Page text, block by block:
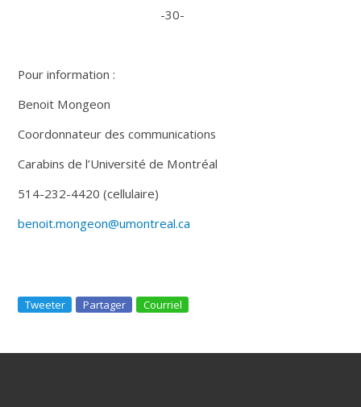
-30-
Pour information :
Benoit Mongeon
Coordonnateur des communications
Carabins de l’Université de Montréal
514-232-4420 (cellulaire)
benoit.mongeon@umontreal.ca
Tweeter Partager Courriel